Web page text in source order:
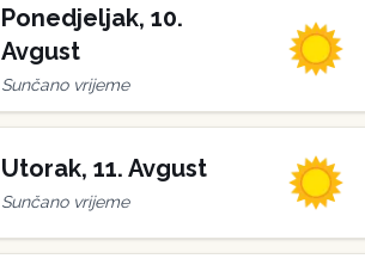
Ponedjeljak, 10.
Avgust
Sunčano vrijeme
Utorak, 11. Avgust
Sunčano vrijeme